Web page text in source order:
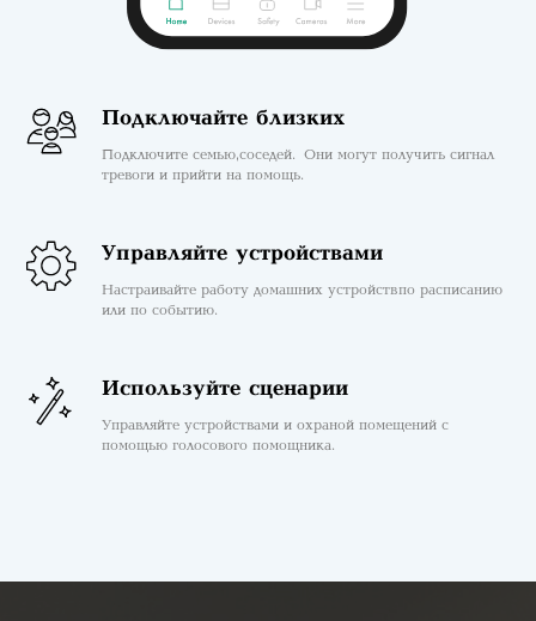
Подключайте близких
Подключите семью, соседей. Они могут получить сигнал
тревоги и прийти на помощь.
Управляйте устройствами
Настраивайте работу домашних устройств по расписанию
или по событию.
Используйте сценарии
Управляйте устройствами и охраной помещений с
помощью голосового помощника.